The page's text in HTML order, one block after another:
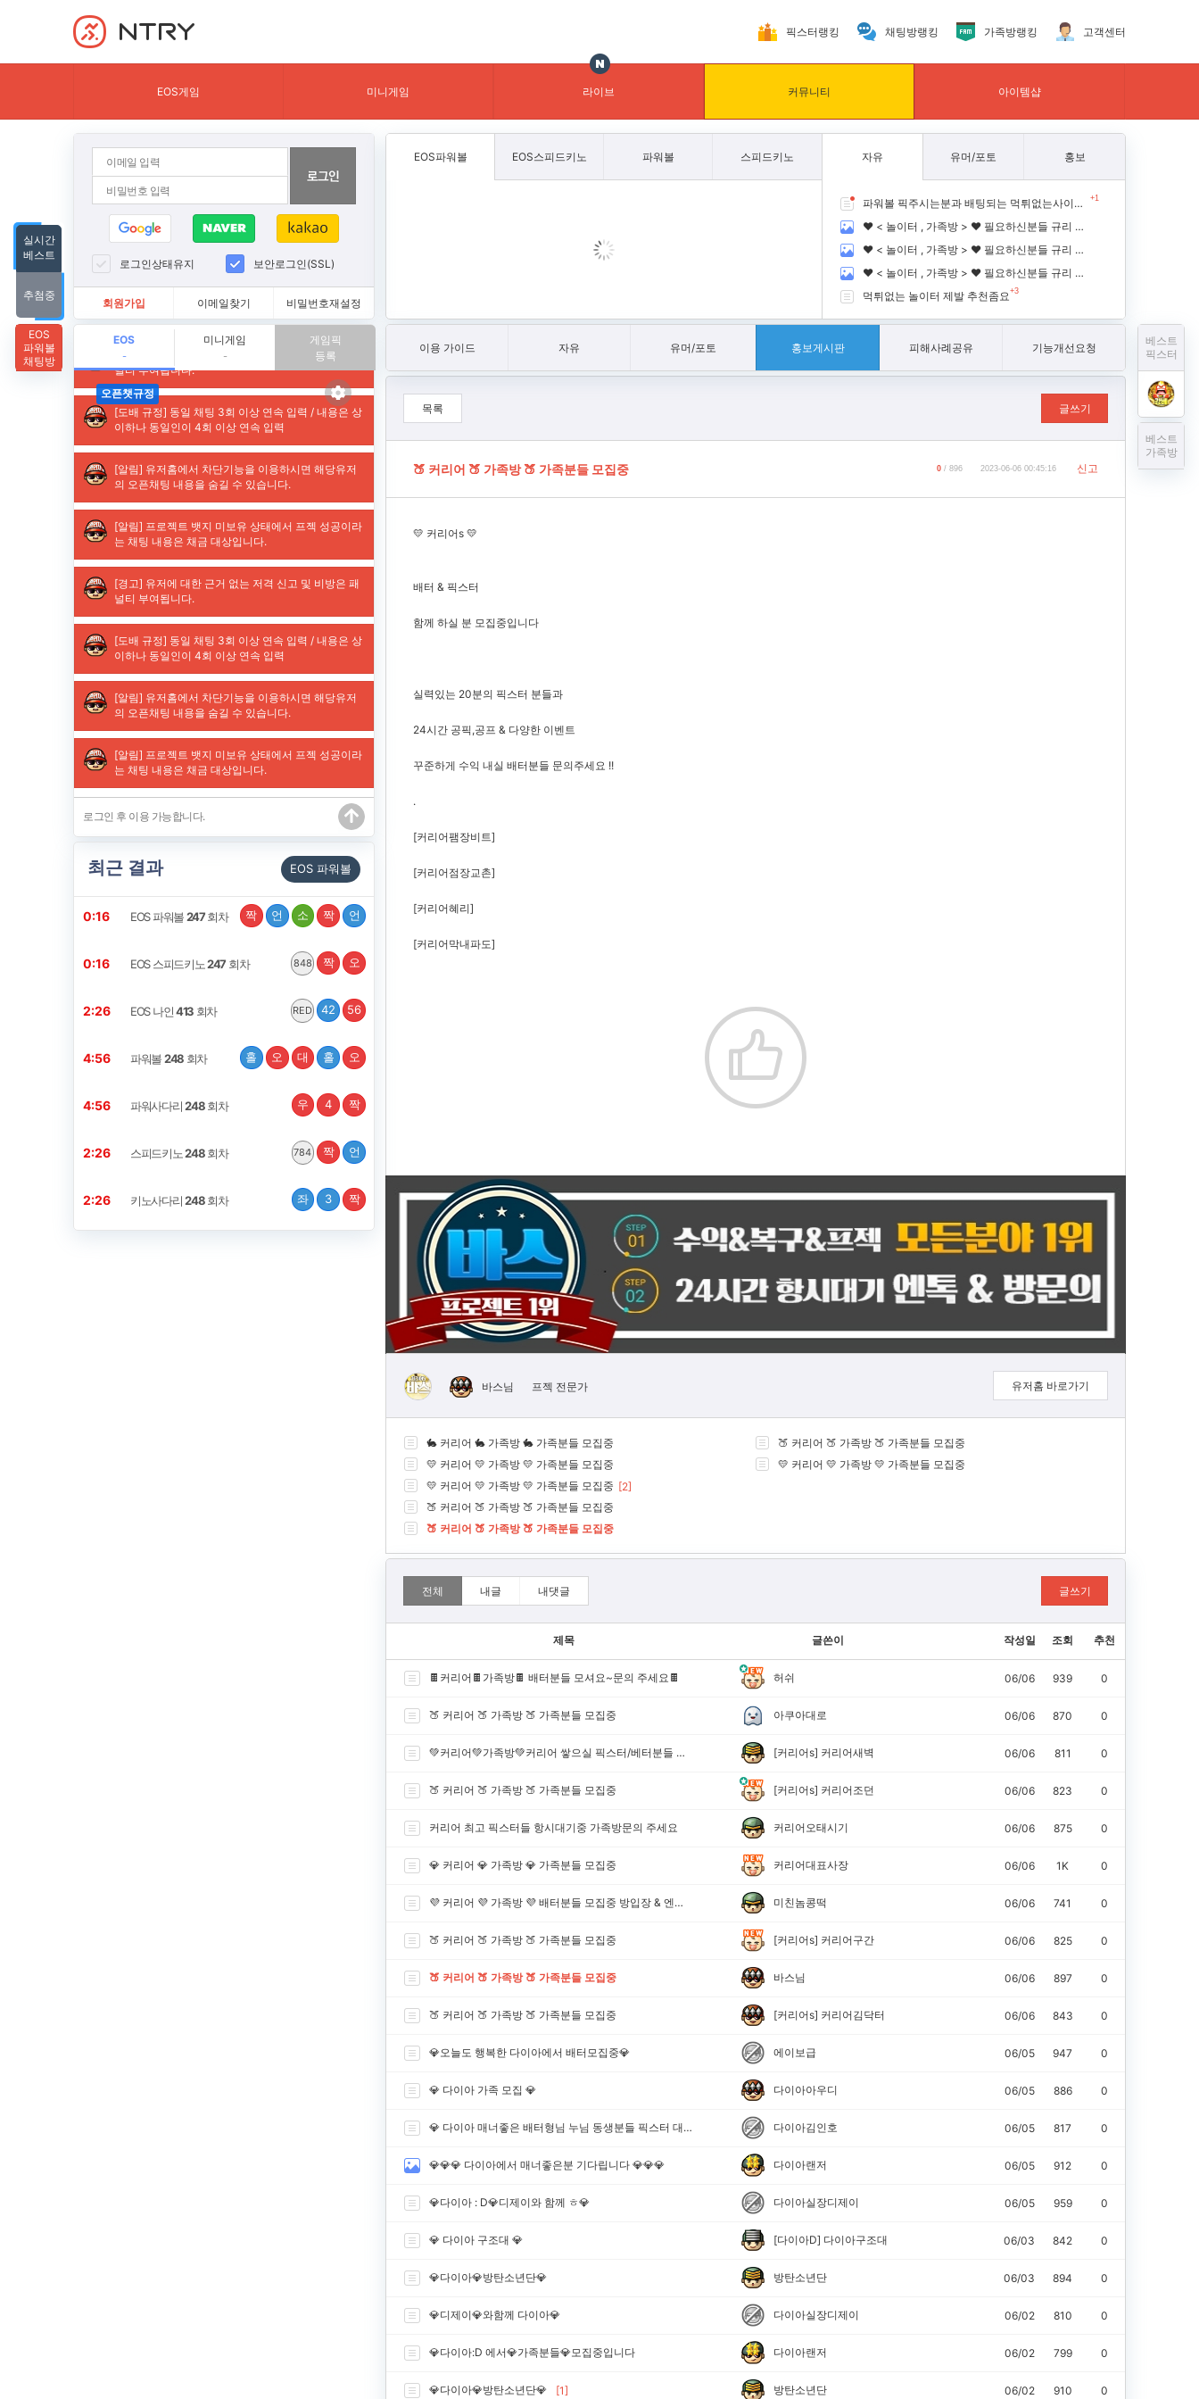
NTRY 픽스터랭킹 채팅방랭킹 가족방랭킹 고객센터
EOS게임 미니게임 라이브 커뮤니티 아이템샵
로그인상태유지 보안로그인(SSL)
회원가입 이메일찾기 비밀번호재설정
EOS
-
미니게임
-
게임픽
등록
최근 결과 EOS 파워볼
0:15 EOS 파워볼247회차 짝 언 소 짝 언
0:15 EOS 스피드키노247 회차 848 짝 오
2:25 EOS 나인413 회차 RED 42 56
4:55 파워볼248회차 홀 오 대 홀 오
4:55 파워사다리248회차 우 4 짝
2:25 스피드키노248회차 784 짝 언
2:25 키노사다리248회차 좌 3 짝
EOS파워볼 EOS스피드키노 파워볼 스피드키노 자유 유머/포토 홍보
파워볼 픽주시는분과 배팅되는 먹튀없는사이트 추천쩜요 +1
❤️ < 놀이터 , 가족방 > ❤️ 필요하신분들 규리 닉네임 클릭 후 규리가족방 입장 !!
❤️ < 놀이터 , 가족방 > ❤️ 필요하신분들 규리 닉네임 클릭 후 규리가족방 입장 !!
❤️ < 놀이터 , 가족방 > ❤️ 필요하신분들 규리 닉네임 클릭 후 규리가족방 입장 !!
먹튀없는 놀이터 제발 추천좀요+3
실시간
베스트
추첨중
EOS
파워볼
채팅방
베스트
픽스터
베스트
가족방
이용 가이드 자유 유머/포토 홍보게시판 피해사례공유 기능개선요청
목록 글쓰기
🍑 커리어 🍑 가족방 🍑 가족분들 모집중 0 / 896 2023-06-06 00:45:16 신고
💛 커리어s 💛
배터 & 픽스터
함께 하실 분 모집중입니다
실력있는 20분의 픽스터 분들과
24시간 공픽,공프 & 다양한 이벤트
꾸준하게 수익 내실 배터분들 문의주세요 !!
.
[커리어팸장비트]
[커리어점장교촌]
[커리어혜리]
[커리어막내파도]
바스님 프젝 전문가 유저홈 바로가기
🐇 커리어 🐇 가족방 🐇 가족분들 모집중
💛 커리어 💛 가족방 💛 가족분들 모집중
💛 커리어 💛 가족방 💛 가족분들 모집중 [2]
🍑 커리어 🍑 가족방 🍑 가족분들 모집중
🍑 커리어 🍑 가족방 🍑 가족분들 모집중
🍑 커리어 🍑 가족방 🍑 가족분들 모집중
💛 커리어 💛 가족방 💛 가족분들 모집중
전체 내글 내댓글 글쓰기
제목 글쓴이 작성일 조회 추천
🍫커리어🍫가족방🍫 배터분들 모셔요~문의 주세요🍫 허쉬 06/06 939 0
🍑 커리어 🍑 가족방 🍑 가족분들 모집중 아쿠아대로 06/06 870 0
💚커리어💚가족방💚커리어 쌓으실 픽스터/베터분들 모집합니다 [커리어s] 커리어새벽 06/06 811 0
🍑 커리어 🍑 가족방 🍑 가족분들 모집중 [커리어s] 커리어조던 06/06 823 0
커리어 최고 픽스터들 항시대기중 가족방문의 주세요 커리어오태시기 06/06 875 0
💎 커리어 💎 가족방 💎 가족분들 모집중 커리어대표사장 06/06 1K 0
💜 커리어 💜 가족방 💜 배터분들 모집중 방입장 & 엔톡 문의주세요 미친놈콩떡 06/06 741 0
🍑 커리어 🍑 가족방 🍑 가족분들 모집중 [커리어s] 커리어구간 06/06 825 0
🍑 커리어 🍑 가족방 🍑 가족분들 모집중 바스님 06/06 897 0
🍑 커리어 🍑 가족방 🍑 가족분들 모집중 [커리어s] 커리어김닥터 06/06 843 0
💎오늘도 행복한 다이아에서 배터모집중💎 에이보급 06/05 947 0
💎 다이아 가족 모집 💎 다이아아우디 06/05 886 0
💎 다이아 매너좋은 배터형님 누님 동생분들 픽스터 대환영 모집중 💎💎💎 다이아김인호 06/05 817 0
💎💎💎 다이아에서 매너좋은분 기다립니다 💎💎💎 다이아랜저 06/05 912 0
💎다이아 : D💎디제이와 함께 ㅎ💎 다이아실장디제이 06/05 959 0
💎 다이아 구조대 💎 [다이아D] 다이아구조대 06/03 842 0
💎다이아💎방탄소년단💎 방탄소년단 06/03 894 0
💎디제이💎와함께 다이아💎 다이아실장디제이 06/02 810 0
💎다이아:D 에서💎가족분들💎모집중입니다 다이아랜저 06/02 799 0
💎다이아💎방탄소년단💎 [1] 방탄소년단 06/02 910 0